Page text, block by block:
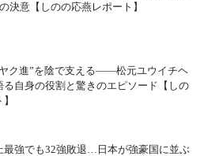
決意【しのの応燕レポート】
ク進”を陰で支える――松元ユウイチヘ
る自身の役割と驚きのエピソード【しの
最強でも32強敗退…日本が強豪国に並ぶ